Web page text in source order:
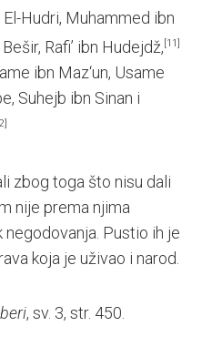
El-Hudri, Muhammed ibn
Rafiʼ ibn Hudejdž, [11]
ibn Maz‘un, Usame
Suhejb ibn Sinan i
zbog toga što nisu dali
nije prema njima
negodovanja. Pustio ih je
koja je uživao i narod.
, sv. 3, str. 450.